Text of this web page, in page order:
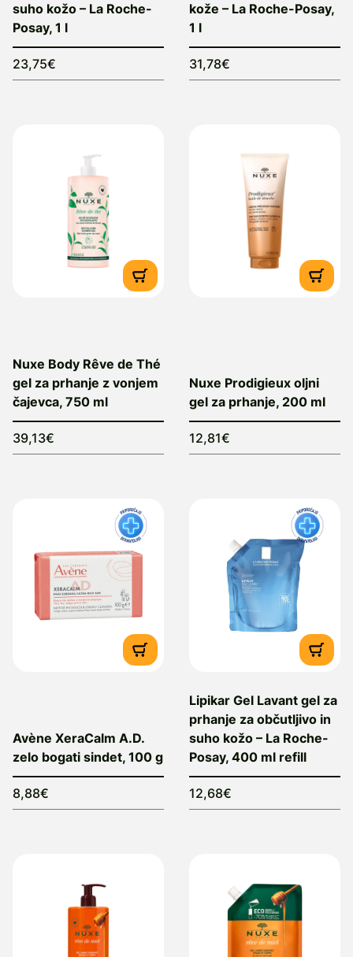
suho kožo – La Roche-
Posay, 1 l
23,75€
kože – La Roche-Posay,
1 l
31,78€
Nuxe Body Rêve de Thé
gel za prhanje z vonjem
čajevca, 750 ml
39,13€
Nuxe Prodigieux oljni
gel za prhanje, 200 ml
12,81€
Avène XeraCalm A.D.
zelo bogati sindet, 100 g
8,88€
Lipikar Gel Lavant gel za
prhanje za občutljivo in
suho kožo – La Roche-
Posay, 400 ml refill
12,68€